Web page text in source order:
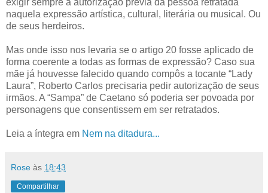
naquela expressão artística, cultural, literária ou musical. Ou
de seus herdeiros.
Mas onde isso nos levaria se o artigo 20 fosse aplicado de
forma coerente a todas as formas de expressão? Caso sua
mãe já houvesse falecido quando compôs a tocante “Lady
Laura”, Roberto Carlos precisaria pedir autorização de seus
irmãos. A “Sampa” de Caetano só poderia ser povoada por
personagens que consentissem em ser retratados.
Leia a íntegra em Nem na ditadura...
Rose às 18:43
Compartilhar